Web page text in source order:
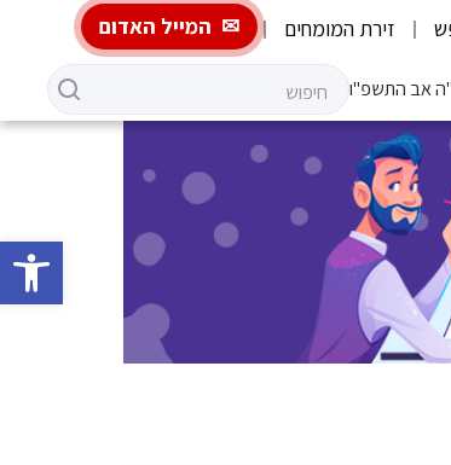
פתח
זירת המומחים המייל האדום
אב התשפ"ו